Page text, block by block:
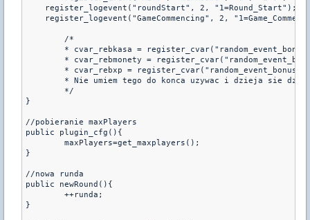
    register_logevent("roundStart", 2, "1=Round_Start");
register_logevent("GameCommencing", 2,
}
//pobieranie maxPlayers
public plugin_cfg(){
}
//nowa runda
public newRound(){
}